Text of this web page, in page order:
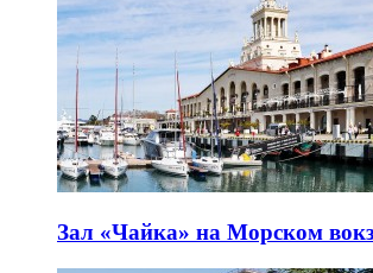
Зал «Чайка» на Морском